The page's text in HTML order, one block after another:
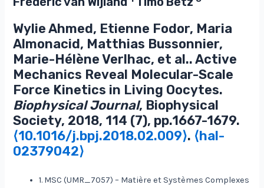
Wylie Ahmed, Etienne Fodor, Maria
Almonacid, Matthias Bussonnier,
Marie-Hélène Verlhac, et al.. Active
Mechanics Reveal Molecular-Scale
Force Kinetics in Living Oocytes.
Biophysical Journal, Biophysical
Society, 2018, 114 (7), pp.1667-1679.
⟨10.1016/j.bpj.2018.02.009⟩. ⟨hal-
02379042⟩
1. MSC (UMR_7057) – Matière et Systèmes Complexes